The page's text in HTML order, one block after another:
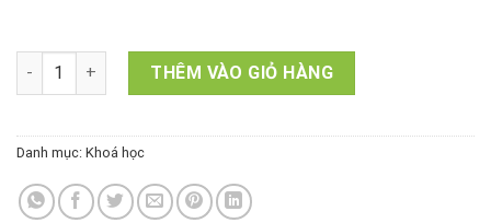
LEGACY MENTORING (Đặt cọc) số lượng
THÊM VÀO GIỎ HÀNG
Danh mục: Khoá học